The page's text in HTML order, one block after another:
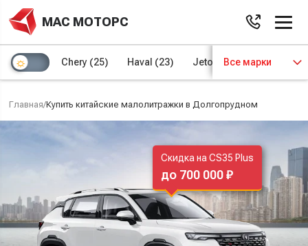
МАС МОТОРС
Chery (25) Haval (23) Jetour (8) Kaiyi (4)
Все марки
Главная/Купить китайские малолитражки в Долгопрудном
Скидка на CS35 Plus
до 700 000 ₽